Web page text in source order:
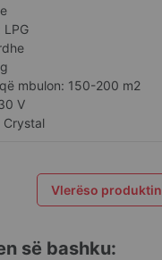
LPG
mbulon: 150-200 m2
V
Crystal
Vlerëso produktin
së bashku: